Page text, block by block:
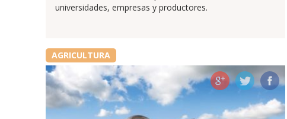
universidades, empresas y productores.
AGRICULTURA